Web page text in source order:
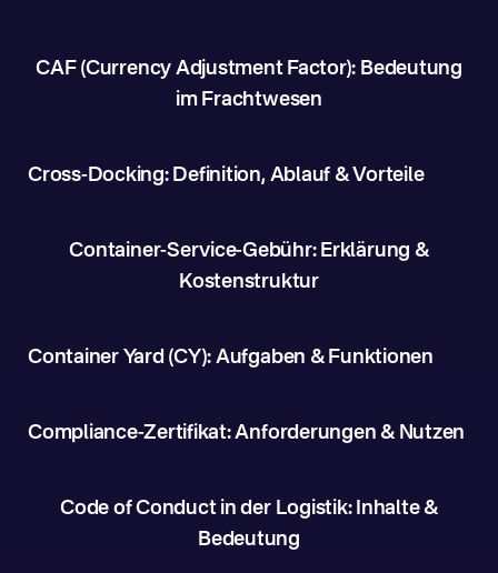
CAF (Currency Adjustment Factor): Bedeutung
im Frachtwesen
Cross-Docking: Definition, Ablauf & Vorteile
Container-Service-Gebühr: Erklärung &
Kostenstruktur
Container Yard (CY): Aufgaben & Funktionen
Compliance-Zertifikat: Anforderungen & Nutzen
Code of Conduct in der Logistik: Inhalte &
Bedeutung